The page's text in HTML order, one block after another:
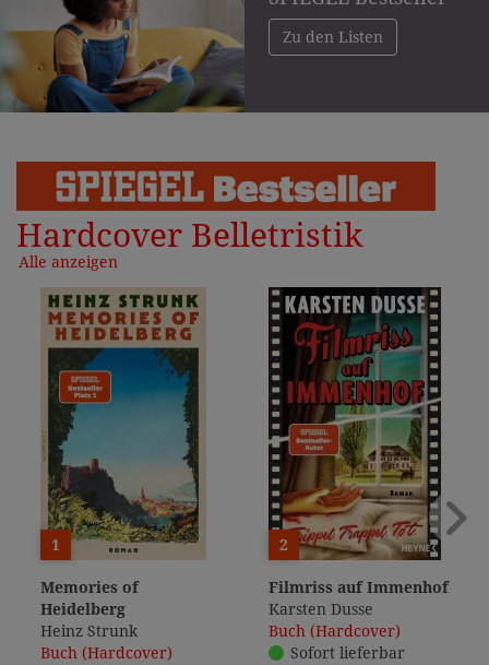
Zu den Listen
Hardcover Belletristik
Alle anzeigen
1
Memories of
Heidelberg
Heinz Strunk
Buch (Hardcover)
2
Filmriss auf Immenhof
Karsten Dusse
Buch (Hardcover)
Sofort lieferbar